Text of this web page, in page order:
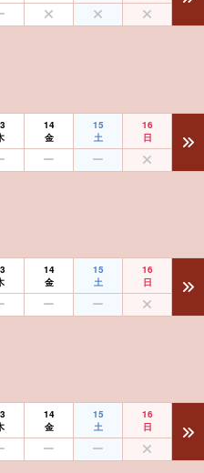
14
金
15
土
16
日
14
金
15
土
16
日
14
金
15
土
16
日